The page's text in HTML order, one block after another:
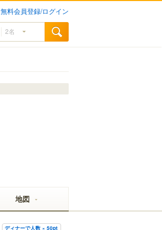
無料会員登録/ログイン
地図
ディナーで人数 × 50pt